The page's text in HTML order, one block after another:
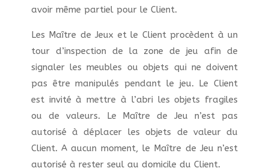
avoir même partiel pour le Client.
Les Maître de Jeux et le Client procèdent à un
tour d’inspection de la zone de jeu afin de
signaler les meubles ou objets qui ne doivent
pas être manipulés pendant le jeu. Le Client
est invité à mettre à l’abri les objets fragiles
ou de valeurs. Le Maître de Jeu n’est pas
autorisé à déplacer les objets de valeur du
Client. A aucun moment, le Maître de Jeu n’est
autorisé à rester seul au domicile du Client.